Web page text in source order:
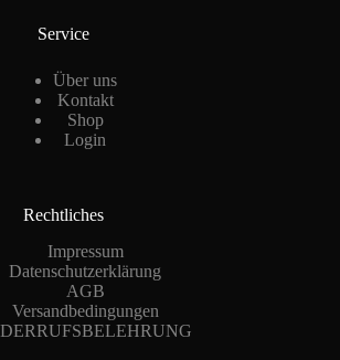
Service
Über uns
Kontakt
Shop
Login
Rechtliches
Impressum
Datenschutzerklärung
AGB
Versandbedingungen